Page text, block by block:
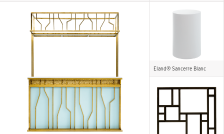
Eland® Sancerre Blanc